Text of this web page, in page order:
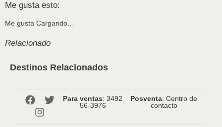
Me gusta esto:
Me gusta Cargando…
Relacionado
Destinos Relacionados
Para ventas: 3492
56-3976
Posventa: Centro de
contacto